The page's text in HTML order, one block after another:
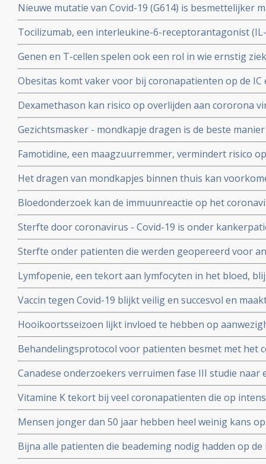
hoofdpijn (59%), en kortademigheid (57%)
Nieuwe mutatie van Covid-19 (G614) is besmettelijker
verklaart hoge aantal besmettingen in USA. En
D614 van het Covid-19 virus over zodra deze kruisen.
Tocilizumab, een interleukine-6-receptorantagonist
verbetert overleving, minder mechanische beademing
klachten van patienten met het cytokine-release-
COVID-19
Genen en T-cellen spelen ook een rol in wie ernstig
minder ziek blijkt uit verschillende nieuwe studies
Obesitas komt vaker voor bij coronapatienten op de
met de algehele bevolking in Frankrijk. Ook elders is
te krijgen
Dexamethason kan risico op overlijden aan cororona
wanneer patienten eenmaal aan de beademing liggen.
Gezichtsmasker - mondkapje dragen is de beste
coronavirus - Covid-19 te verminderen. Blijkt uit grote
Famotidine, een maagzuurremmer, vermindert risico
COVID-19, en voorkomt dat er mechanisch beademd
onder 1000 coronapatienten
Het dragen van mondkapjes binnen thuis kan
besmet worden met het coronavirus - COVID-19 blijkt
Bloedonderzoek kan de immuunreactie op het
volgen en voorspellen hoe de ziekte zich zal
Sterfte door coronavirus - Covid-19 is onder
met mensen zonder kanker maar voor extra risico
bewijs. Blijkt uit grote internationale studie.
Sterfte onder patienten die werden geopereerd voor
beduidend hoger bij mensen die vooraf of binnen een
met het coronavirus - Covid-19 blijkt uit grote
Lymfopenie, een tekort aan lymfocyten in het bloed,
ernst van klachten en sterfterisico bij patienten
19
Vaccin tegen Covid-19 blijkt veilig en succesvol en
van de 108 deelnemers aan Chinese studie
Hooikoortsseizoen lijkt invloed te hebben op
virus (COVID-19) blijkt uit studie van Erasmus MC
Behandelingsprotocol voor patienten besmet met het
combinatie van corticosteroïden, hoge dosis
bloedverdunners blijkt succesvolle aanpak
Canadese onderzoekers verruimen fase III studie
dosis vitamine C bij sepsis met opnemen van patienten
studieprotocol
Vitamine K tekort bij veel coronapatienten die op
en beademing nodig hadden blijkt uit Nederlands
Mensen jonger dan 50 jaar hebben heel weinig kans
met het coronavirus, blijkt uit onderzoek van de
Bijna alle patienten die beademing nodig hadden op
Yorkse ziekenhuizen overleden (88 procent).